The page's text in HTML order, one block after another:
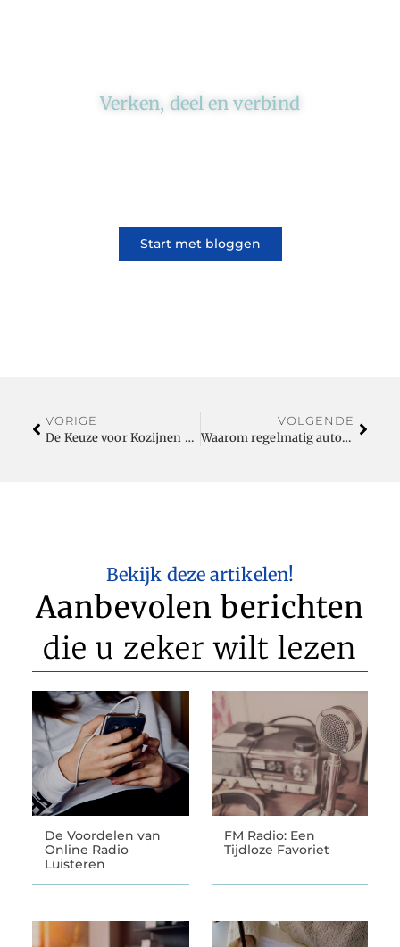
Verken, deel en verbind
Start met bloggen
VORIGE
De Keuze voor Kozijnen bij STB Kozijnen
VOLGENDE
Waarom regelmatig auto-onderhoud essentieel is voor de levensduur van je voertuig
Bekijk deze artikelen!
Aanbevolen berichten
die u zeker wilt lezen
De Voordelen van
Online Radio
Luisteren
FM Radio: Een
Tijdloze Favoriet